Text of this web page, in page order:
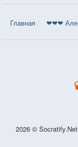
Главная ❤❤❤
2026 ©